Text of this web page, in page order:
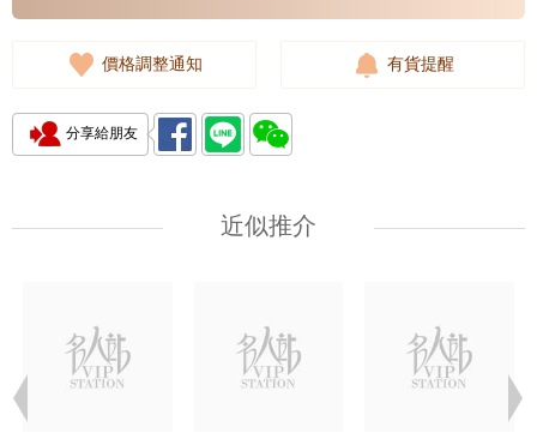
價格調整通知 有貨提醒
分享給朋友
近似推介